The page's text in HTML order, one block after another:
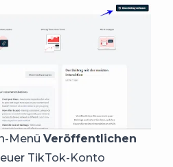
Menü Veröffentlichen
TikTok-Konto